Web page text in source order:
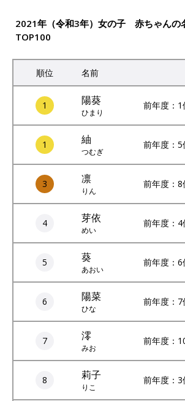
2021年（令和3年）女の子 赤ちゃんの
TOP100
順位 名前
1 陽葵
ひまり
前年度：1
1 紬
つむぎ
前年度：5
3 凛
りん
前年度：8
4 芽依
めい
前年度：4
5 葵
あおい
前年度：6
6 陽菜
ひな
前年度：7
7 澪
みお
前年度：
8 莉子
りこ
前年度：3